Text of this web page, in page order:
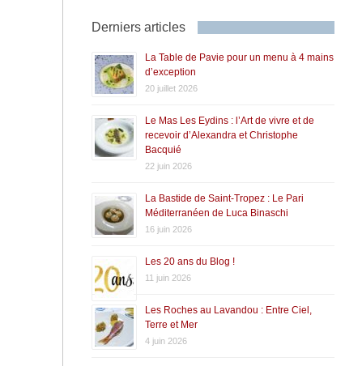
Derniers articles
La Table de Pavie pour un menu à 4 mains
d’exception
20 juillet 2026
Le Mas Les Eydins : l’Art de vivre et de
recevoir d’Alexandra et Christophe
Bacquié
22 juin 2026
La Bastide de Saint-Tropez : Le Pari
Méditerranéen de Luca Binaschi
16 juin 2026
Les 20 ans du Blog !
11 juin 2026
Les Roches au Lavandou : Entre Ciel,
Terre et Mer
4 juin 2026